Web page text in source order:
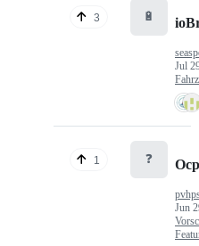
3 🔋
Jul
1 ❓
Jun